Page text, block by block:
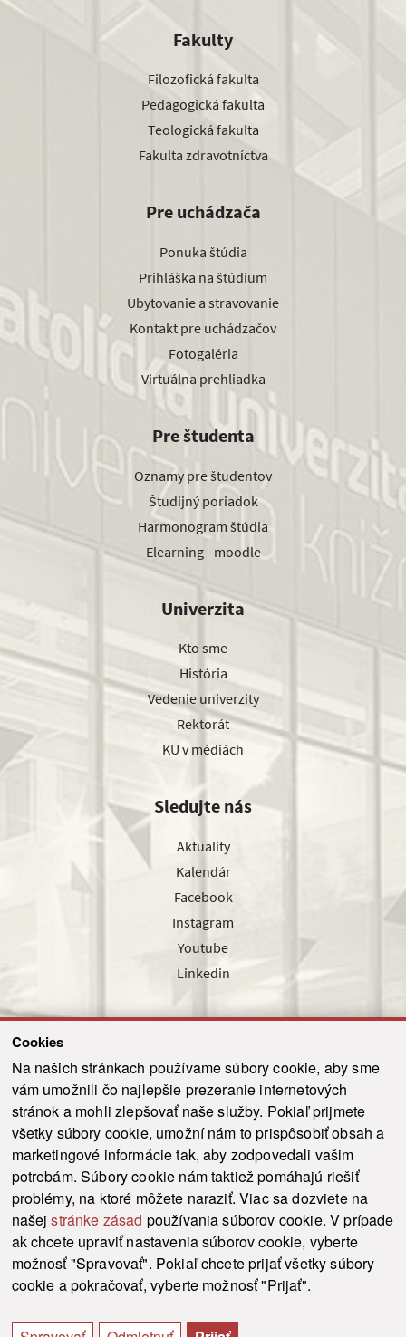
Cookies
Na našich stránkach používame súbory cookie, aby sme
vám umožnili čo najlepšie prezeranie internetových
stránok a mohli zlepšovať naše služby. Pokiaľ prijmete
všetky súbory cookie, umožní nám to prispôsobiť obsah a
marketingové informácie tak, aby zodpovedali vašim
potrebám. Súbory cookie nám taktiež pomáhajú riešiť
problémy, na ktoré môžete naraziť. Viac sa dozviete na
našejstránke zásad používania súborov cookie. V prípade
ak chcete upraviť nastavenia súborov cookie, vyberte
možnosť "Spravovať". Pokiaľ chcete prijať všetky súbory
cookie a pokračovať, vyberte možnosť "Prijať".
Fakulty
Filozofická fakulta
Pedagogická fakulta
Teologická fakulta
Fakulta zdravotníctva
Pre uchádzača
Ponuka štúdia
Prihláška na štúdium
Ubytovanie a stravovanie
Kontakt pre uchádzačov
Fotogaléria
Virtuálna prehliadka
Pre študenta
Oznamy pre študentov
Študijný poriadok
Harmonogram štúdia
Elearning - moodle
Univerzita
Kto sme
História
Vedenie univerzity
Rektorát
KU v médiách
Sledujte nás
Aktuality
Kalendár
Facebook
Instagram
Youtube
Linkedin
Odoslať
© 2021-2026 ku.sk. Všetky práva vyhradené. Ochrana osobných údajov
Vyhlásenie o prístupnosti |
Admin
This site is protected by reCAPTCHA and the Google Privacy Policy and Terms of
Service
apply.